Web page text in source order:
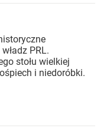
PRL.
stołu wielkiej
i niedoróbki.